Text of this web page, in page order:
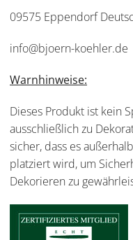
09575 Eppendorf
info@bjoern-koehler.de
Warnhinweise:
Dieses Produkt ist kein
ausschließlich zu
sicher, dass es
platziert wird, um
Dekorieren zu